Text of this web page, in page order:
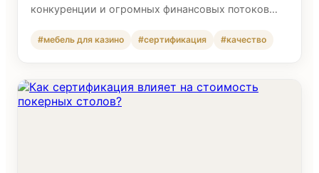
конкуренции и огромных финансовых потоков…
#мебель для казино #сертификация #качество